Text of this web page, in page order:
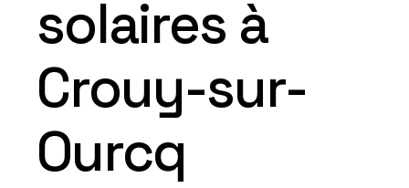
solaires à
Crouy-sur-
Ourcq